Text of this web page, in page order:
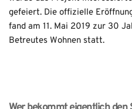
gefeiert. Die offizielle
fand am 11. Mai 2019 zur 30
Betreutes Wohnen statt.